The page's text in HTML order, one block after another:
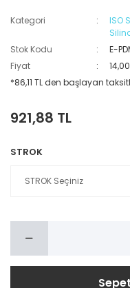
Kategori
ISO
Stok Kodu
E-
Fiyat
*86,11 TL den başlayan
921,88 TL
STROK